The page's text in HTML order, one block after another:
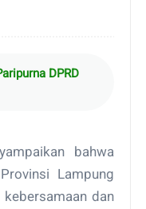
DPRD
bahwa
Lampung
dan